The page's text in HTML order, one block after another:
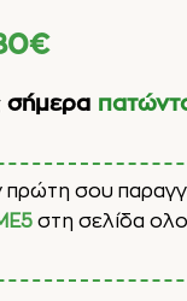
€
σήμερα
πρώτη σου
στη σελίδα